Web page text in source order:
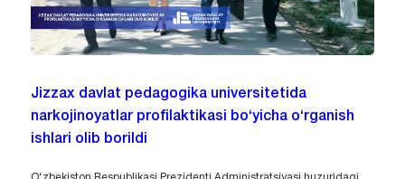
Jizzax davlat pedagogika universitetida
narkojinoyatlar profilaktikasi bo‘yicha o‘rganish
ishlari olib borildi